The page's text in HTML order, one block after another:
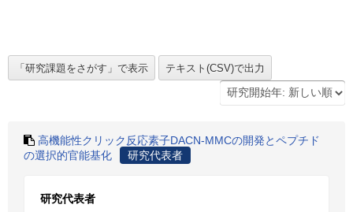
高機能性クリック反応素子DACN-MMCの開発とペプチド
の選択的官能基化
研究代表者
研究代表者